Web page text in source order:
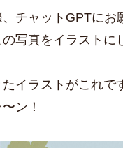
チャットGPTにお
の写真をイラスト
イラストがこれで
ン！